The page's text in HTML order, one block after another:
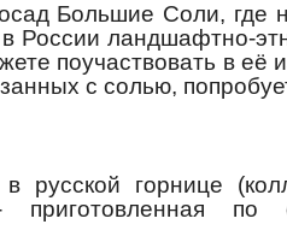
Большие Соли, где
России ландшафтно-
поучаствовать в её
с солью,
русской горнице
по